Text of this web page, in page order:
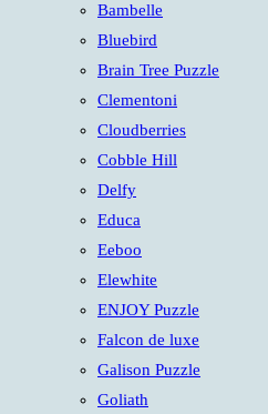
Bambelle
Bluebird
Brain Tree Puzzle
Clementoni
Cloudberries
Cobble Hill
Delfy
Educa
Eeboo
Elewhite
ENJOY Puzzle
Falcon de luxe
Galison Puzzle
Goliath